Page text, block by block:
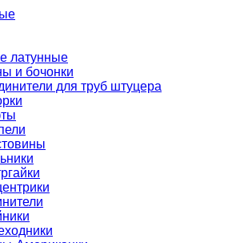
латунные
и бочонки
для труб штуцера